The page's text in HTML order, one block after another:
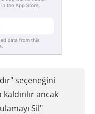
seçeneğini
ancak
Sil"